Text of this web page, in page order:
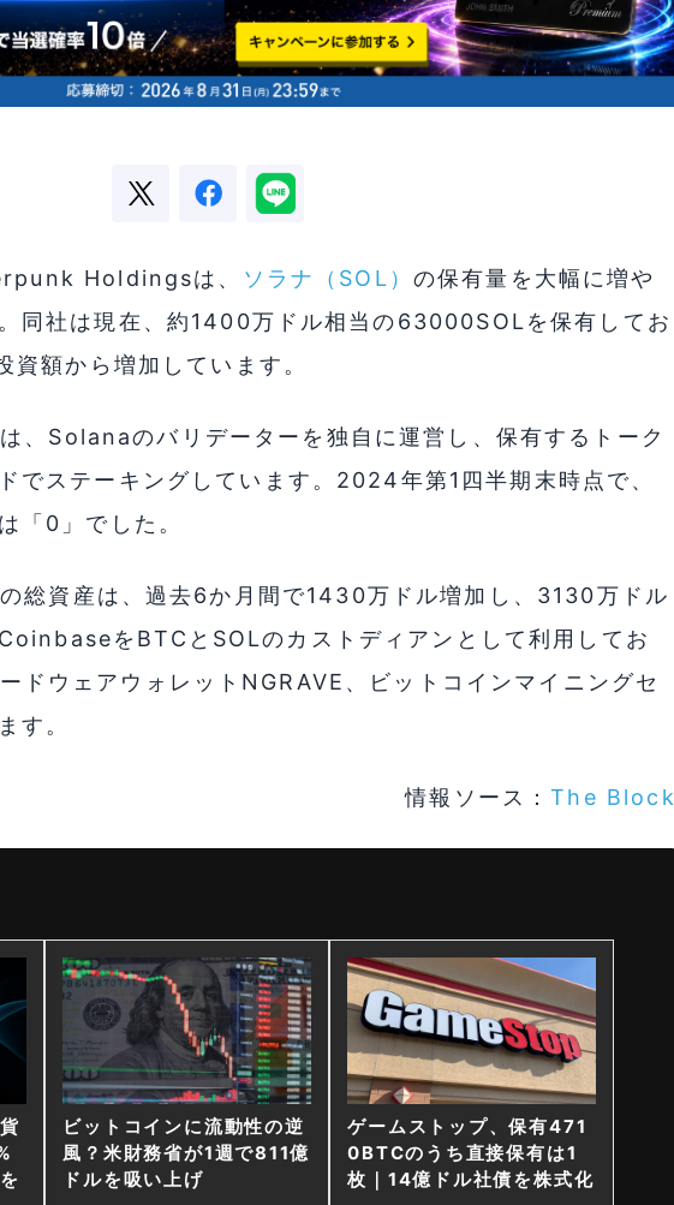
Holdingsは、 ソラナ（SOL） の保有量を大幅に増や
同社は現在、約1400万ドル相当の63000SOLを保有してお
資額から増加しています。
Solanaのバリデーターを独自に運営し、保有するトーク
でステーキングしています。2024年第1四半期末時点で、
「0」でした。
資産は、過去6か月間で1430万ドル増加し、3130万ドル
をBTCとSOLのカストディアンとして利用してお
ウェアウォレットNGRAVE、ビットコインマイニングセ
す。
情報ソース：The Block
ビットコインに流動性の逆
風？米財務省が1週で811億
ドルを吸い上げ
ゲームストップ、保有471
0BTCのうち直接保有は1
枚｜14億ドル社債を株式化